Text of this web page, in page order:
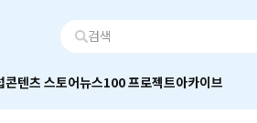
콘텐츠 스토어뉴스100 프로젝트아카이브